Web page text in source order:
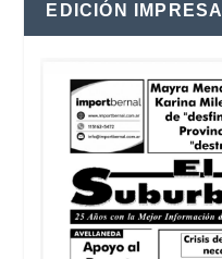
EDICIÓN IMPRESA